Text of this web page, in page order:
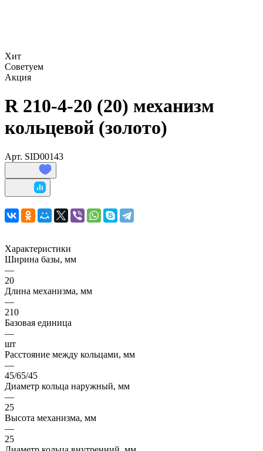
Хит
Советуем
Акция
R 210-4-20 (20) механизм
кольцевой (золото)
Арт. SID00143
Характеристики
Ширина базы, мм
—
20
Длина механизма, мм
—
210
Базовая единица
—
шт
Расстояние между кольцами, мм
—
45/65/45
Диаметр кольца наружный, мм
—
25
Высота механизма, мм
—
25